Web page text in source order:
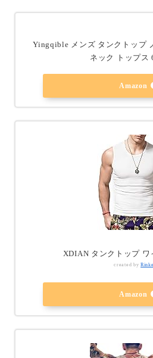
Yingqible メンズ タンクトップ
ネック トップス
Amazon
XDIAN タンクトップ ワ
created by
Amazon